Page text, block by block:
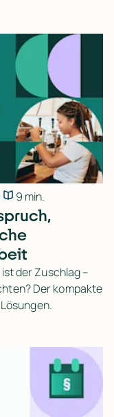
9 min.
der Zuschlag –
Der kompakte